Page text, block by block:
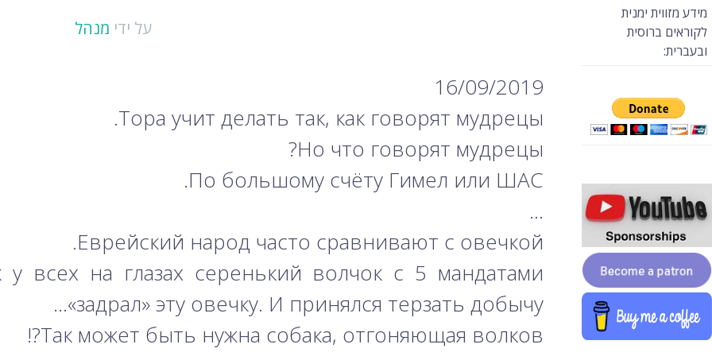
על ידי מנהל
16/09/2019
Тора учит делать так, как говорят мудрецы.
Но что говорят мудрецы?
По большому счёту Гимел или ШАС.
…
Еврейский народ часто сравнивают с овечкой.
всех на глазах серенький волчок с 5 мандатами
«задрал» эту овечку. И принялся терзать добычу…
Так может быть нужна собака, отгоняющая волков?!
מידע מזווית ימנית
לקוראים ברוסית
ובעברית: